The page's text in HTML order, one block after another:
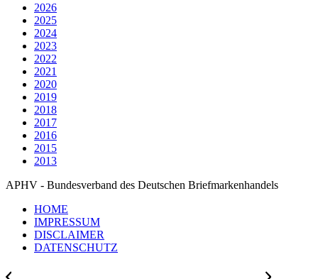
2026
2025
2024
2023
2022
2021
2020
2019
2018
2017
2016
2015
2013
APHV - Bundesverband des Deutschen Briefmarkenhandels
HOME
IMPRESSUM
DISCLAIMER
DATENSCHUTZ